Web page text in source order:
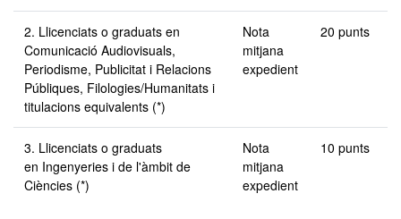
2. Llicenciats o graduats en
Comunicació Audiovisuals,
Periodisme, Publicitat i Relacions
Públiques, Filologies/Humanitats i
titulacions equivalents (*)
Nota
mitjana
expedient
20 punts
3. Llicenciats o graduats
en Ingenyeries i de l'àmbit de
Ciències (*)
Nota
mitjana
expedient
10 punts